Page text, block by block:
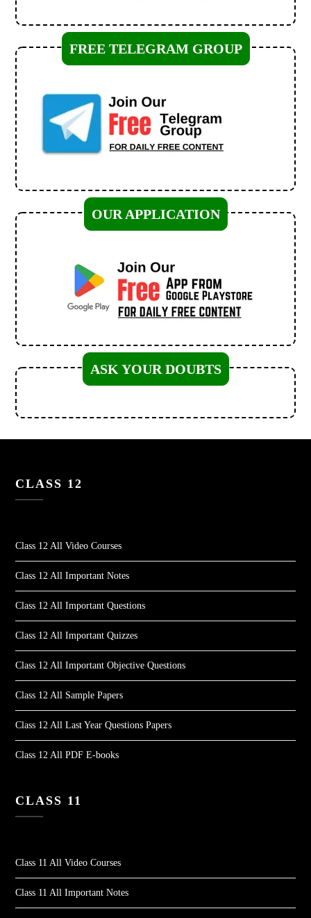
FREE TELEGRAM GROUP
OUR APPLICATION
ASK YOUR DOUBTS
CLASS 12
Class 12 All Video Courses
Class 12 All Important Notes
Class 12 All Important Questions
Class 12 All Important Quizzes
Class 12 All Important Objective Questions
Class 12 All Sample Papers
Class 12 All Last Year Questions Papers
Class 12 All PDF E-books
CLASS 11
Class 11 All Video Courses
Class 11 All Important Notes